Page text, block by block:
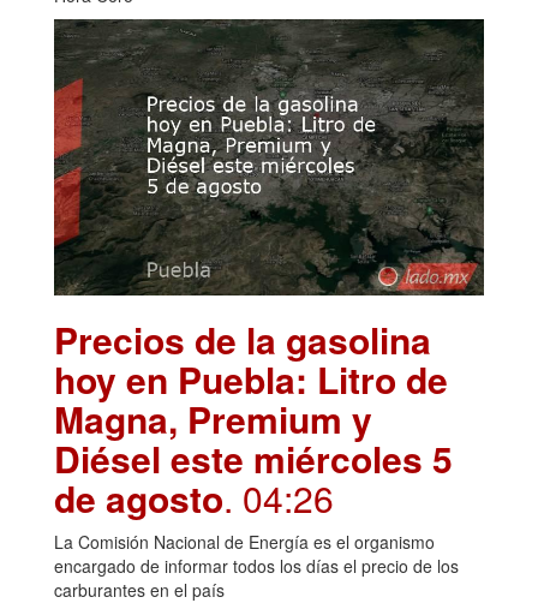
Precios de la gasolina
hoy en Puebla: Litro de
Magna, Premium y
Diésel este miércoles 5
de agosto. 04:26
La Comisión Nacional de Energía es el organismo
encargado de informar todos los días el precio de los
carburantes en el país